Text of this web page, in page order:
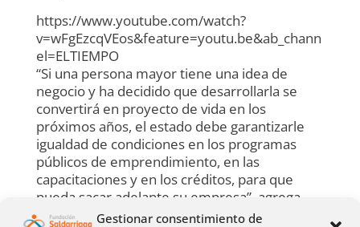
Gestionar consentimiento de
https://www.youtube.com/watch?
v=wFgEzcqVEos&feature=youtu.be&ab_chann
el=ELTIEMPO
“Si una persona mayor tiene una idea de
negocio y ha decidido que desarrollarla se
convertirá en proyecto de vida en los
próximos años, el estado debe garantizarle
igualdad de condiciones en los programas
públicos de emprendimiento, en las
capacitaciones y en los créditos, para que
pueda sacar adelante su empresa”, agrega
Alzate.